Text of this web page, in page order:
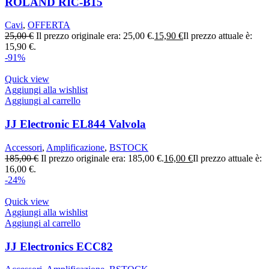
Cavi, OFFERTA
25,00€ Il prezzo originale era: 25,00 €.15,90 €Il prezzo attuale è:
15,90 €.
-91%
Quick view
Aggiungi alla wishlist
Aggiungi al carrello
JJ Electronic EL844 Valvola
Accessori, Amplificazione, BSTOCK
185,00€ Il prezzo originale era: 185,00 €.16,00 €Il prezzo attuale è:
16,00 €.
-24%
Quick view
Aggiungi alla wishlist
Aggiungi al carrello
JJ Electronics ECC82